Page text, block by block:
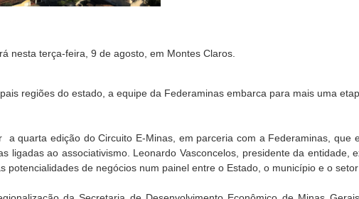
nesta terça-feira, 9 de agosto, em Montes Claros.
regiões do estado, a equipe da Federaminas embarca para mais uma
quarta edição do Circuito E-Minas, em parceria com a Federaminas, que
ligadas ao associativismo. Leonardo Vasconcelos, presidente da entidade,
de negócios num painel entre o Estado, o município e o